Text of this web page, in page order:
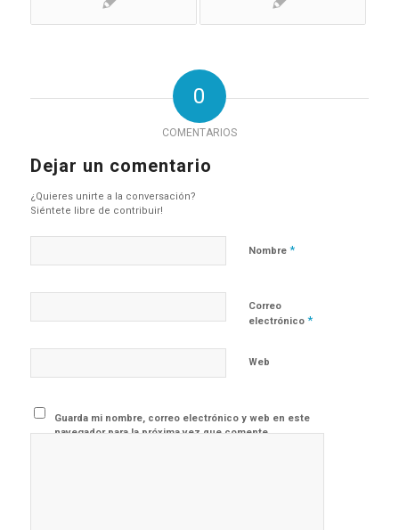
0
COMENTARIOS
Dejar un comentario
¿Quieres unirte a la conversación?
Siéntete libre de contribuir!
Nombre *
Correo
electrónico *
Web
Guarda mi nombre, correo electrónico y web en este
navegador para la próxima vez que comente.